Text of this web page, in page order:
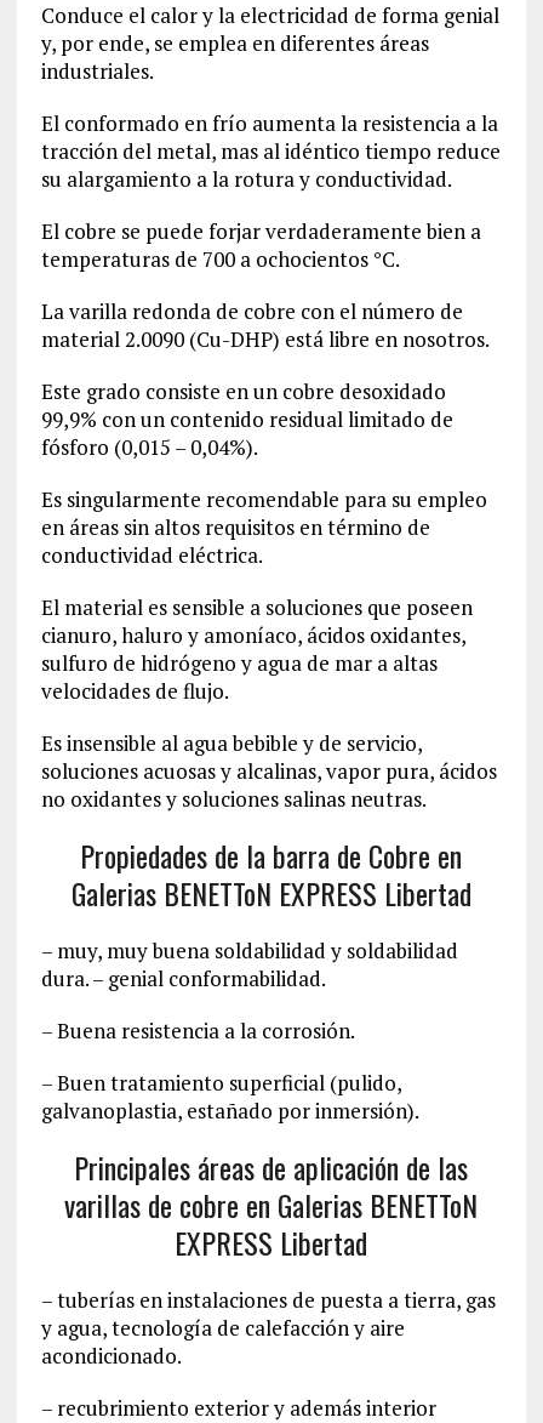
Conduce el calor y la electricidad de forma genial
y, por ende, se emplea en diferentes áreas
industriales.
El conformado en frío aumenta la resistencia a la
tracción del metal, mas al idéntico tiempo reduce
su alargamiento a la rotura y conductividad.
El cobre se puede forjar verdaderamente bien a
temperaturas de 700 a ochocientos °C.
La varilla redonda de cobre con el número de
material2.0090(Cu-DHP) está libre en nosotros.
Este grado consiste en un cobre desoxidado
99,9% con un contenido residual limitado de
fósforo (0,015 – 0,04%).
Es singularmente recomendable para su empleo
en áreas sin altos requisitos en término de
conductividad eléctrica.
El material es sensible a soluciones que poseen
cianuro, haluro y amoníaco, ácidos oxidantes,
sulfuro de hidrógeno y agua de mar a altas
velocidades de flujo.
Es insensible al agua bebible y de servicio,
soluciones acuosas y alcalinas, vapor pura, ácidos
no oxidantes y soluciones salinas neutras.
Propiedades de la barra de Cobre en
Galerias BENETToN EXPRESS Libertad
– muy, muy buena soldabilidad y soldabilidad
dura. – genial conformabilidad.
– Buena resistencia a la corrosión.
– Buen tratamiento superficial (pulido,
galvanoplastia, estañado por inmersión).
Principales áreas de aplicación de las
varillas de cobre en Galerias BENETToN
EXPRESS Libertad
– tuberías en instalaciones de puesta a tierra, gas
y agua, tecnología de calefacción y aire
acondicionado.
– recubrimiento exterior y además interior